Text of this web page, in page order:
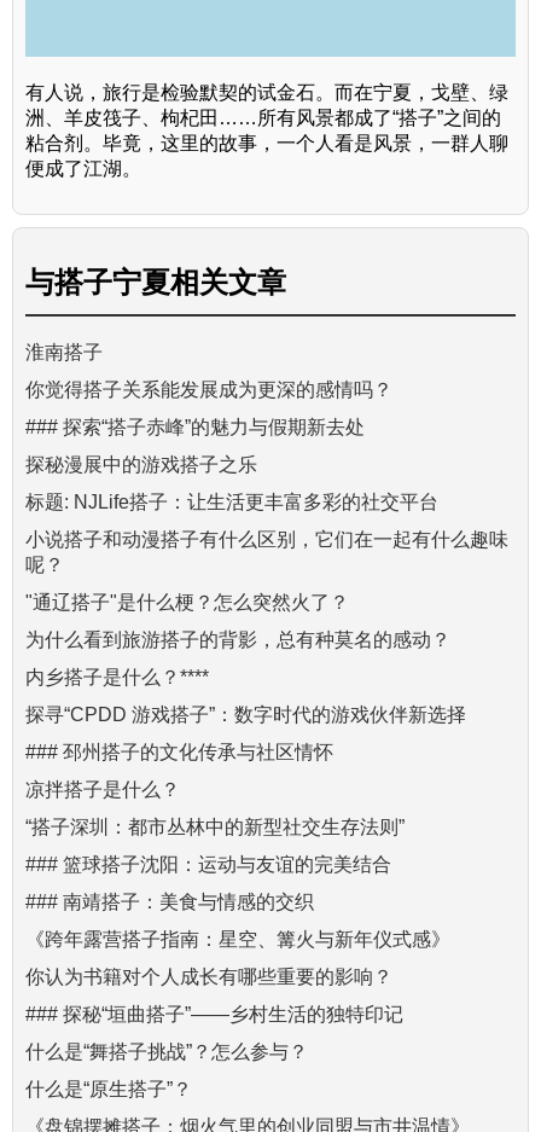
有人说，旅行是检验默契的试金石。而在宁夏，戈壁、绿
洲、羊皮筏子、枸杞田……所有风景都成了“搭子”之间的
粘合剂。毕竟，这里的故事，一个人看是风景，一群人聊
便成了江湖。
与搭子宁夏相关文章
淮南搭子
你觉得搭子关系能发展成为更深的感情吗？
### 探索“搭子赤峰”的魅力与假期新去处
探秘漫展中的游戏搭子之乐
标题: NJLife搭子：让生活更丰富多彩的社交平台
小说搭子和动漫搭子有什么区别，它们在一起有什么趣味
呢？
"通辽搭子"是什么梗？怎么突然火了？
为什么看到旅游搭子的背影，总有种莫名的感动？
内乡搭子是什么？****
探寻“CPDD 游戏搭子”：数字时代的游戏伙伴新选择
### 邳州搭子的文化传承与社区情怀
凉拌搭子是什么？
“搭子深圳：都市丛林中的新型社交生存法则”
### 篮球搭子沈阳：运动与友谊的完美结合
### 南靖搭子：美食与情感的交织
《跨年露营搭子指南：星空、篝火与新年仪式感》
你认为书籍对个人成长有哪些重要的影响？
### 探秘“垣曲搭子”——乡村生活的独特印记
什么是“舞搭子挑战”？怎么参与？
什么是“原生搭子”？
《盘锦摆摊搭子：烟火气里的创业同盟与市井温情》